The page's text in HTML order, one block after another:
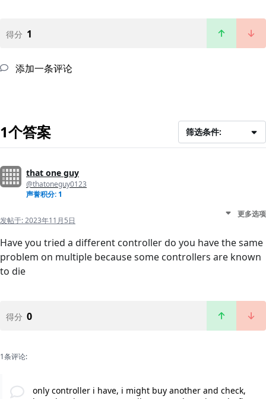
得分 1
添加一条评论
1个答案 筛选条件:
that one guy
@thatoneguy0123
声誉积分: 1
发帖于:2023年11月5日
更多选项
Have you tried a different controller do you have the same
problem on multiple because some controllers are known
to die
得分 0
1条评论:
only controller i have, i might buy another and check,